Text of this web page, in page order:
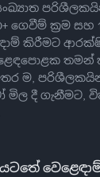
ගෙවීම් ක්‍රම සහ
කිරීමට
ම,
මිල දී ගැනීමට,